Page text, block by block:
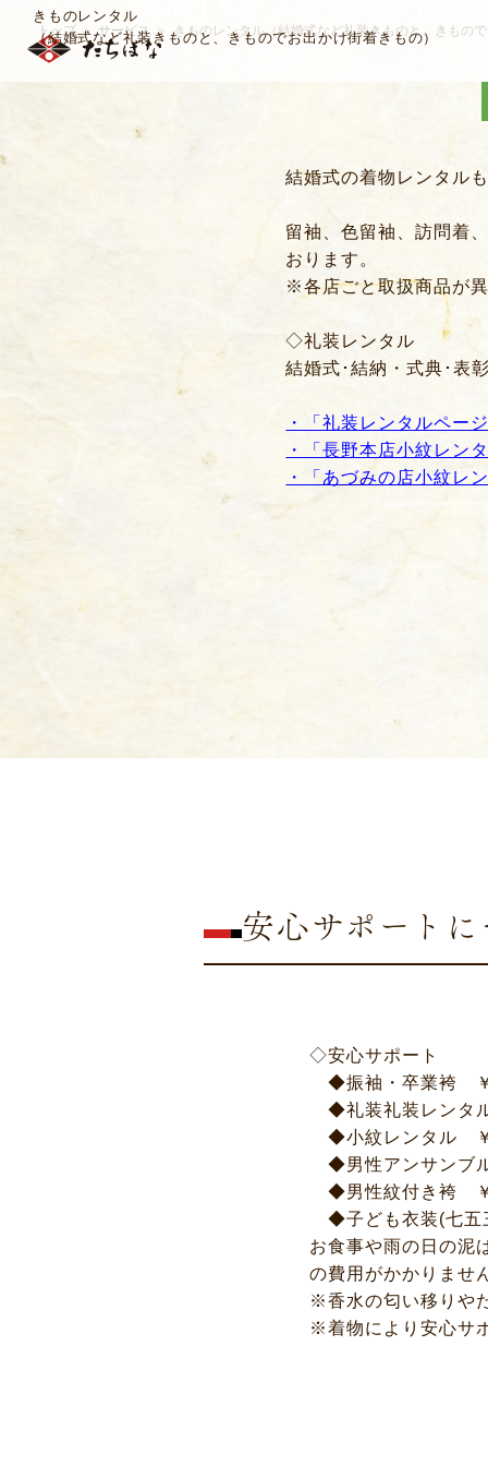
きものレンタル
（結婚式など礼装きものと、きものでお出かけ街着きもの）
トップ ＞ サービス ＞ きものレンタル（結婚式など礼装きものと、きもの
結婚式の着物レンタル
留袖、色留袖、訪問着
おります。
※各店ごと取扱商品が
◇礼装レンタル
結婚式･結納・式典･表
・「礼装レンタルペー
・「長野本店小紋レン
・「あづみの店小紋レ
安心サポート
◇安心サポート
◆振袖・卒業袴
◆礼装礼装レンタ
◆小紋レンタル
◆男性アンサンブ
◆男性紋付き袴
◆子ども衣装(七五
お食事や雨の日の泥
の費用がかかりませ
※香水の匂い移りや
※着物により安心サ